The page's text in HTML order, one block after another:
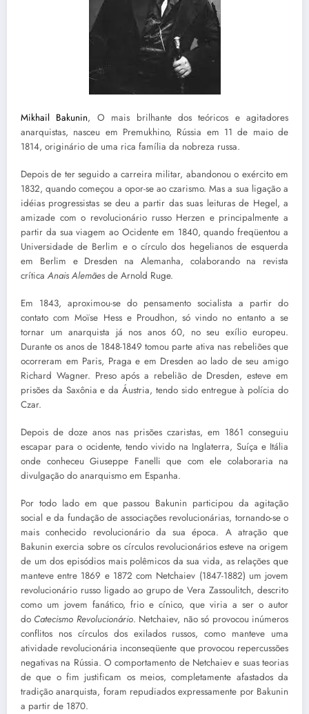
Mikhail Bakunin, O mais brilhante dos teóricos e agitadores
anarquistas, nasceu em Premukhino, Rússia em 11 de maio de
1814, originário de uma rica família da nobreza russa.
Depois de ter seguido a carreira militar, abandonou o exército em
1832, quando começou a opor-se ao czarismo. Mas a sua ligação a
idéias progressistas se deu a partir das suas leituras de Hegel, a
amizade com o revolucionário russo Herzen e principalmente a
partir da sua viagem ao Ocidente em 1840, quando freqüentou a
Universidade de Berlim e o círculo dos hegelianos de esquerda
em Berlim e Dresden na Alemanha, colaborando na revista
crítica Anais Alemães de Arnold Ruge.
Em 1843, aproximou-se do pensamento socialista a partir do
contato com Moïse Hess e Proudhon, só vindo no entanto a se
tornar um anarquista já nos anos 60, no seu exílio europeu.
Durante os anos de 1848-1849 tomou parte ativa nas rebeliões que
ocorreram em Paris, Praga e em Dresden ao lado de seu amigo
Richard Wagner. Preso após a rebelião de Dresden, esteve em
prisões da Saxônia e da Áustria, tendo sido entregue à polícia do
Czar.
Depois de doze anos nas prisões czaristas, em 1861 conseguiu
escapar para o ocidente, tendo vivido na Inglaterra, Suíça e Itália
onde conheceu Giuseppe Fanelli que com ele colaboraria na
divulgação do anarquismo em Espanha.
Por todo lado em que passou Bakunin participou da agitação
social e da fundação de associações revolucionárias, tornando-se o
mais conhecido revolucionário da sua época. A atração que
Bakunin exercia sobre os círculos revolucionários esteve na origem
de um dos episódios mais polêmicos da sua vida, as relações que
manteve entre 1869 e 1872 com Netchaiev (1847-1882) um jovem
revolucionário russo ligado ao grupo de Vera Zassoulitch, descrito
como um jovem fanático, frio e cínico, que viria a ser o autor
do Catecismo Revolucionário. Netchaiev, não só provocou inúmeros
conflitos nos círculos dos exilados russos, como manteve uma
atividade revolucionária inconseqüente que provocou repercussões
negativas na Rússia. O comportamento de Netchaiev e suas teorias
de que o fim justificam os meios, completamente afastados da
tradição anarquista, foram repudiados expressamente por Bakunin
a partir de 1870.